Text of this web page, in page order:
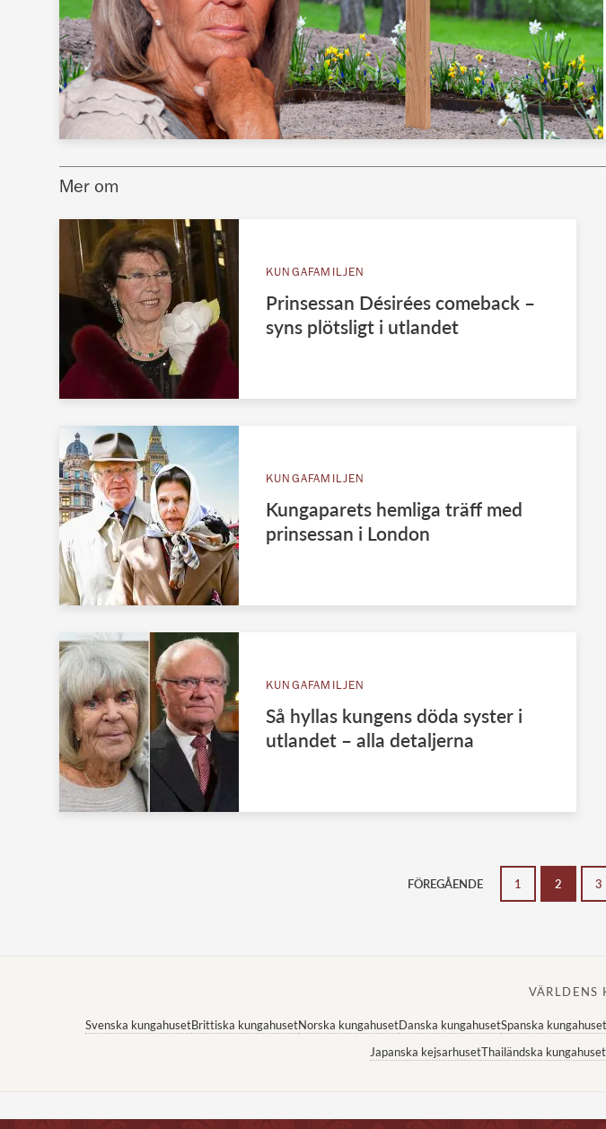
Mer om
KUNGAFAMILJEN
Prinsessan Désirées comeback –
syns plötsligt i utlandet
KUNGAFAMILJEN
Kungaparets hemliga träff med
prinsessan i London
KUNGAFAMILJEN
Så hyllas kungens döda syster i
utlandet – alla detaljerna
FÖREGÅENDE 1 2 3
VÄRLDENS
Svenska kungahusetBrittiska kungahusetNorska kungahusetDanska kungahusetSpanska kungahuset
Japanska kejsarhusetThailändska kungahuset